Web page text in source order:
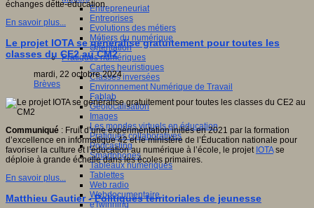
Entrepreneuriat
Entreprises
Evolutions des métiers
Métiers du numérique
Orientation
Pratiques numériques
Cartes heuristiques
Classes inversées
Environnement Numérique de Travail
Fablab
Géolocalisation
Images
Les mondes virtuels en éducation
Pratiques collaboratives
Podcasting
Smartphones
Tableaux numériques
Tablettes
Web radio
Webdocumentaire
eTwinning
échanges dette-éducation.
En savoir plus...
Le projet IOTA se généralise gratuitement pour toutes les
classes du CE2 au CM2
mardi, 22 octobre 2024
Brèves
Communiqué : Fruit d’une expérimentation initiés en 2021 par la formation
d’excellence en informatique 42 et le ministère de l’Éducation nationale pour
favoriser la culture et l’éducation au numérique à l’école, le projet IOTAse
déploie à grande échelle dans les écoles primaires.
En savoir plus...
Matthieu Gautier - Politiques territoriales de jeunesse